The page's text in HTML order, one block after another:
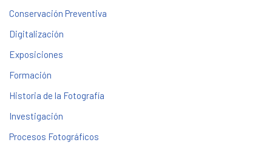
Conservación Preventiva
Digitalización
Exposiciones
Formación
Historia de la Fotografía
Investigación
Procesos Fotográficos